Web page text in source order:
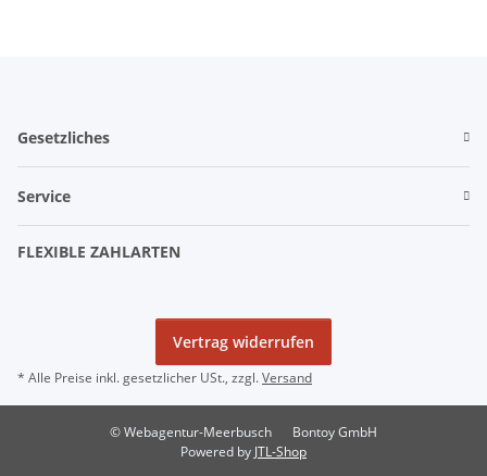
Gesetzliches
Service
FLEXIBLE ZAHLARTEN
Vertrag widerrufen
* Alle Preise inkl. gesetzlicher USt., zzgl.Versand
© Webagentur-Meerbusch
Bontoy GmbH
Powered by JTL-Shop